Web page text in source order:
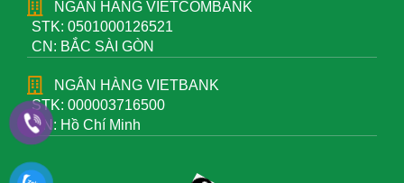
NGÂN HÀNG VIETCOMBANK
STK: 0501000126521
CN: BẮC SÀI GÒN
NGÂN HÀNG VIETBANK
STK: 000003716500
CN: Hồ Chí Minh